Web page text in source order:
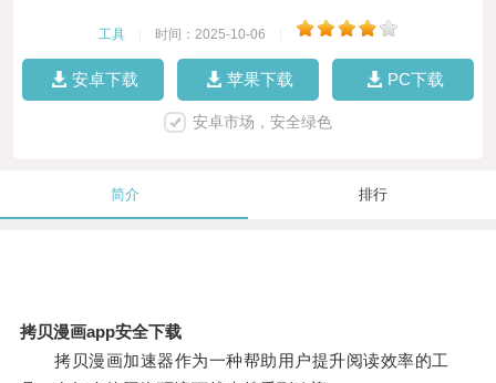
工具 时间：2025-10-06
安卓下载 苹果下载 PC下载
安卓市场，安全绿色
简介 排行
拷贝漫画app安全下载
拷贝漫画加速器作为一种帮助用户提升阅读效率的工